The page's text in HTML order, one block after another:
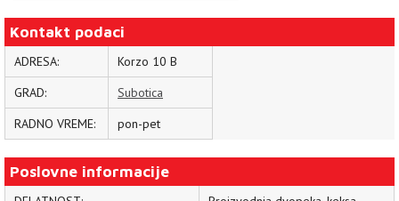
Kontakt podaci
ADRESA:
Korzo 10 B
GRAD:
Subotica
RADNO VREME:
pon-pet
Poslovne informacije